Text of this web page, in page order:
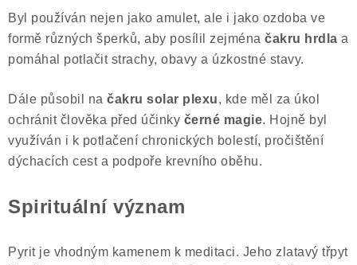
Obchodní podmínky
Puncovní značky
Ochrana osobních údajů
Výkup minerálů a drahých kamenů
Formulář pro uplatnění reklamace
Formulář pro odstoupení od smlouvy
Poučení o právu na odstoupení od smlouvy
Byl používán nejen jako amulet, ale i jako ozdoba ve
formě různých šperků, aby posílil zejména čakru hrdla a
pomáhal potlačit strachy, obavy a úzkostné stavy.
Dále působil na čakru solar plexu, kde měl za úkol
ochránit člověka před účinky černé magie. Hojně byl
využíván i k potlačení chronických bolestí, pročištění
dýchacích cest a podpoře krevního oběhu.
Spirituální význam
Pyrit je vhodným kamenem k meditaci. Jeho zlatavý třpyt